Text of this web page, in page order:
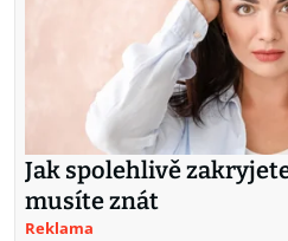
Jak spolehlivě
musíte znát
Reklama